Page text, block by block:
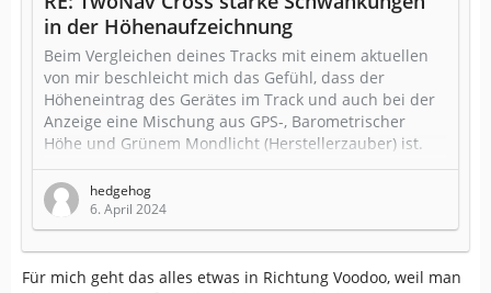
in der Höhenaufzeichnung
Beim Vergleichen deines Tracks mit einem aktuellen
von mir beschleicht mich das Gefühl, dass der
Höheneintrag des Gerätes im Track und auch bei der
Anzeige eine Mischung aus GPS-, Barometrischer
Höhe und Grünem Mondlicht (Herstellerzauber) ist.
Vermutlich machen das alle Hersteller so, Compe gibt
uns aber die gut versteckte Möglichkeit, die
Grundlagen der Berechnung (Luftdruck, GPS Höhe,
Barometrische Höhe, Höhe über dem Meeresboden)
auch mit abzuspeichern (s.u.).
hedgehog
6. April 2024
Für mich geht das alles etwas in Richtung Voodoo, weil man